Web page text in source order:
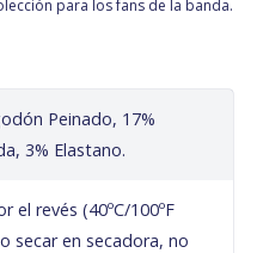
para los fans de la banda.
Peinado, 17%
3% Elastano.
el revés (40ºC/100ºF
secar en secadora, no